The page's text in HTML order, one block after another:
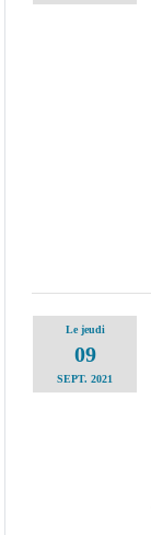
Lejeudi
09
SEPT. 2021